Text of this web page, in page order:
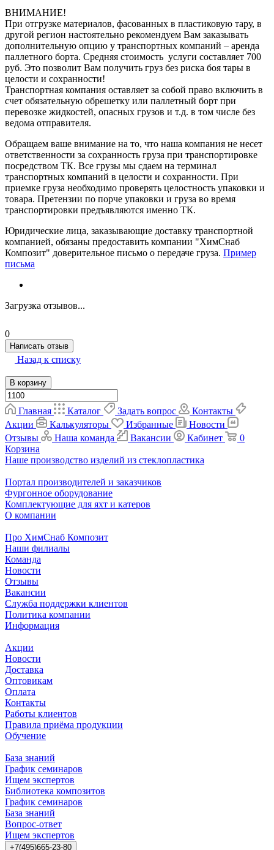
ВНИМАНИЕ!
При отгрузке материалов, фасованных в пластиковую тару, в
другой регион настоятельно рекомендуем Вам заказывать
дополнительную опцию у транспортных компаний – аренда
паллетного борта. Средняя стоимость услуги составляет 700
руб. Это позволит Вам получить груз без риска боя тары в
целости и сохранности!
Транспортная компания оставляет за собой право включить в
счет обязательную обрешетку или паллетный борт при
перевозке жидкостей, опасных грузов и т.д. в том числе без
ведома отправителя.
Обращаем ваше внимание на то, что наша компания не несет
ответственности за сохранность груза при транспортировке
посредством ТК. Все грузы мы сдаем на терминал
транспортных компаний в целости и сохранности. При
приемке груза необходимо проверять целостность упаковки и
товара. Претензии по порче упаковки и груза во время
транспортировки предъявляются именно ТК.
Юридические лица, заказывающие доставку транспортной
компанией, обязаны предоставить компании "ХимСнаб
Композит" доверительное письмо о передаче груза. Пример
письма
Загрузка отзывов...
0
Написать отзыв
Назад к списку
В корзину
Главная Каталог Задать вопрос
Контакты
Акции
Калькуляторы Избранные
Новости
Отзывы
Наша команда Вакансии Кабинет
0
Корзина
Наше производство изделий из стеклопластика
Портал производителей и заказчиков
Фургонное оборудование
Комплектующие для яхт и катеров
О компании
Про ХимСнаб Композит
Наши филиалы
Команда
Новости
Отзывы
Вакансии
Служба поддержки клиентов
Политика компании
Информация
Акции
Новости
Доставка
Оптовикам
Оплата
Контакты
Работы клиентов
Правила приёма продукции
Обучение
База знаний
График семинаров
Ищем экспертов
Библиотека композитов
График семинаров
База знаний
Вопрос-ответ
Ищем экспертов
+7(495)665-23-80